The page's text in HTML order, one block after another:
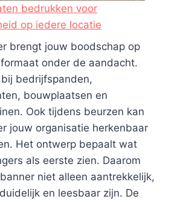
bedrukken voor
op iedere locatie
brengt jouw boodschap op
onder de aandacht.
bedrijfspanden,
bouwplaatsen en
Ook tijdens beurzen kan
jouw organisatie herkenbaar
Het ontwerp bepaalt wat
als eerste zien. Daarom
niet alleen aantrekkelijk,
en leesbaar zijn. De